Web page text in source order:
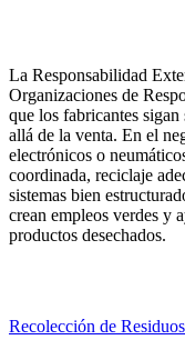
La Responsabilidad
Organizaciones de
que los fabricantes sigan
allá de la venta. En el
electrónicos o
coordinada, reciclaje
sistemas bien
crean empleos verdes y
productos desechados.
Recolección de